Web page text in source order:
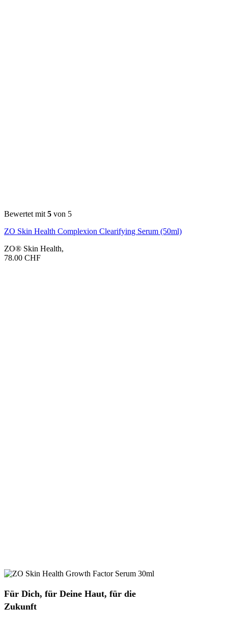
Bewertet mit 5 von 5
ZO Skin Health Complexion Clearifying Serum (50ml)
ZO® Skin Health,
78.00 CHF
Für Dich, für Deine Haut, für die
Zukunft